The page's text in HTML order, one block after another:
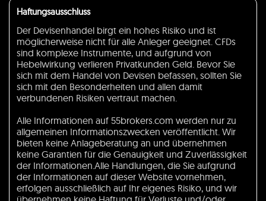
Haftungsausschluss
Der Devisenhandel birgt ein hohes Risiko und ist
möglicherweise nicht für alle Anleger geeignet. CFDs
sind komplexe Instrumente, und aufgrund von
Hebelwirkung verlieren Privatkunden Geld. Bevor Sie
sich mit dem Handel von Devisen befassen, sollten Sie
sich mit den Besonderheiten und allen damit
verbundenen Risiken vertraut machen.
Alle Informationen auf 55brokers.com werden nur zu
allgemeinen Informationszwecken veröffentlicht. Wir
bieten keine Anlageberatung an und übernehmen
keine Garantien für die Genauigkeit und Zuverlässigkeit
der Informationen.Alle Handlungen, die Sie aufgrund
der Informationen auf dieser Website vornehmen,
erfolgen ausschließlich auf Ihr eigenes Risiko, und wir